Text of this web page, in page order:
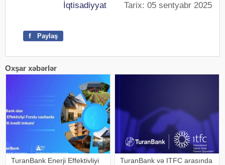
İqtisadiyyat Tarix: 05 sentyabr 2025
f Paylaş
Oxşar xəbərlər
TuranBank Enerji Effektivliyi
TuranBank və ITFC arasında